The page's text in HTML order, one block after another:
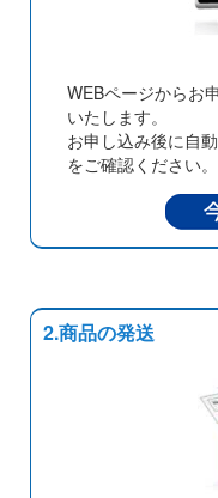
WEBページからお
いたします。
お申し込み後に自
をご確認ください。
2.商品の発送